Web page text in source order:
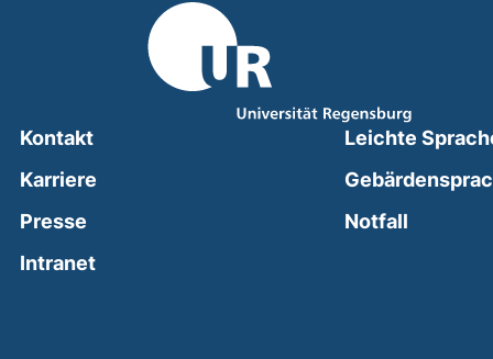
Kontakt
Karriere
Presse
Intranet(external link, opens in a new window)
Leichte
Notfall